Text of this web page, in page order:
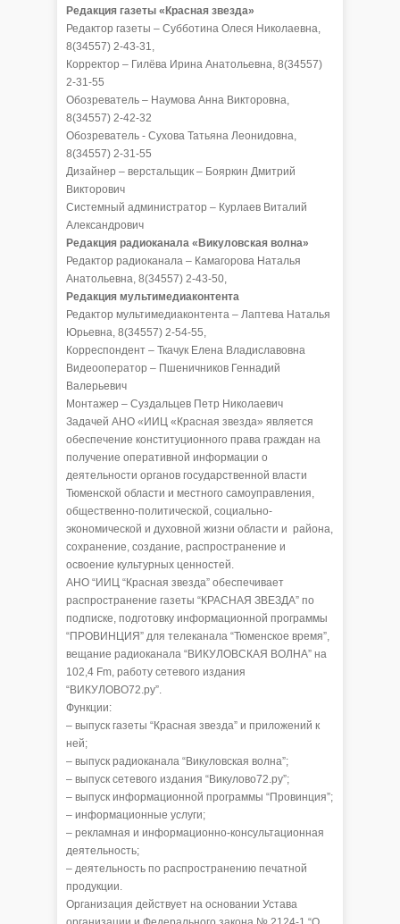
Редакция газеты «Красная звезда»
Редактор газеты – Субботина Олеся Николаевна,
8(34557) 2-43-31,
Корректор – Гилёва Ирина Анатольевна, 8(34557)
2-31-55
Обозреватель – Наумова Анна Викторовна,
8(34557) 2-42-32
Обозреватель - Сухова Татьяна Леонидовна,
8(34557) 2-31-55
Дизайнер – верстальщик – Бояркин Дмитрий
Викторович
Системный администратор – Курлаев Виталий
Александрович
Редакция радиоканала «Викуловская волна»
Редактор радиоканала – Камагорова Наталья
Анатольевна, 8(34557) 2-43-50,
Редакция мультимедиаконтента
Редактор мультимедиаконтента – Лаптева Наталья
Юрьевна, 8(34557) 2-54-55,
Корреспондент – Ткачук Елена Владиславовна
Видеооператор – Пшеничников Геннадий
Валерьевич
Монтажер – Суздальцев Петр Николаевич
Задачей АНО «ИИЦ «Красная звезда» является
обеспечение конституционного права граждан на
получение оперативной информации о
деятельности органов государственной власти
Тюменской области и местного самоуправления,
общественно-политической, социально-
экономической и духовной жизни области и района,
сохранение, создание, распространение и
освоение культурных ценностей.
АНО “ИИЦ “Красная звезда” обеспечивает
распространение газеты “КРАСНАЯ ЗВЕЗДА” по
подписке, подготовку информационной программы
“ПРОВИНЦИЯ” для телеканала “Тюменское время”,
вещание радиоканала “ВИКУЛОВСКАЯ ВОЛНА” на
102,4 Fm, работу сетевого издания
“ВИКУЛОВО72.ру”.
Функции:
– выпуск газеты “Красная звезда” и приложений к
ней;
– выпуск радиоканала “Викуловская волна”;
– выпуск сетевого издания “Викулово72.ру”;
– выпуск информационной программы “Провинция”;
– информационные услуги;
– рекламная и информационно-консультационная
деятельность;
– деятельность по распространению печатной
продукции.
Организация действует на основании Устава